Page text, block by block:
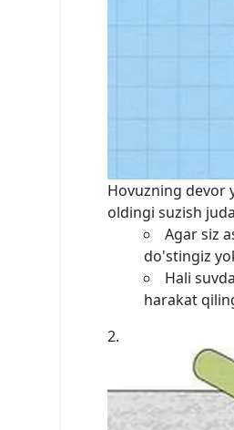
Hovuzning devor
oldingi suzish
Agar siz
do'stingiz
Hali
harakat